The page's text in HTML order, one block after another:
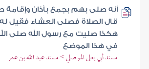
أنه صلى بهم بجمع بأذان وإقامة
قال الصلاة فصلى العشاء فقيل
هكذا صليت مع رسول الله صلى
في هذا الموضع
مسند أبي يعلى الموصلي > مسند عبد الله بن عمر